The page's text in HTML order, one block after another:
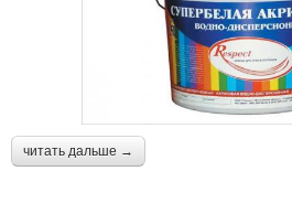
читать дальше →